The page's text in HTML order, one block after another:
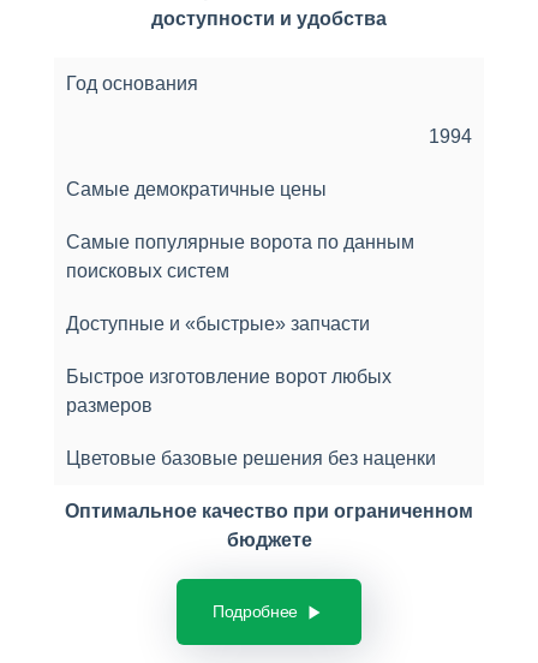
доступности и удобства
Год основания
1994
Самые демократичные цены
Самые популярные ворота по данным
поисковых систем
Доступные и «быстрые» запчасти
Быстрое изготовление ворот любых
размеров
Цветовые базовые решения без наценки
Оптимальное качество при ограниченном
бюджете
Подробнее